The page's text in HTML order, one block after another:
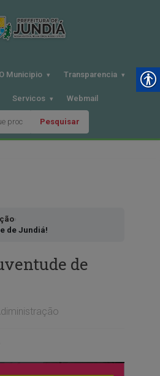
O Municipio Transparencia
Servicos Webmail
Pesquisar
›
de Jundiá!
de